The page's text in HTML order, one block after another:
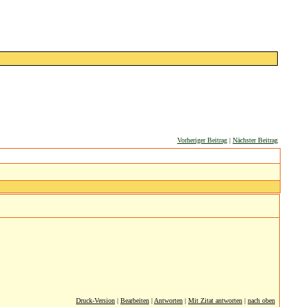
Vorheriger Beitrag | Nächster Beitrag
Druck-Version | Bearbeiten | Antworten | Mit Zitat antworten | nach oben